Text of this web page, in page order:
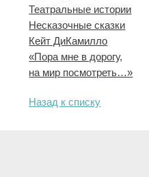
Театральные истории
Несказочные сказки
Кейт ДиКамилло
«Пора мне в дорогу,
на мир посмотреть…»
Назад к списку